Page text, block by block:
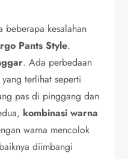
beberapa kesalahan
Pants Style.
. Ada perbedaan
terlihat seperti
pas di pinggang dan
kombinasi warna
warna mencolok
diimbangi